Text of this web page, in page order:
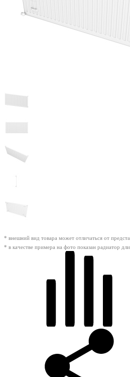
* внешний вид товара может отличаться от
* в качестве примера на фото показан радиатор